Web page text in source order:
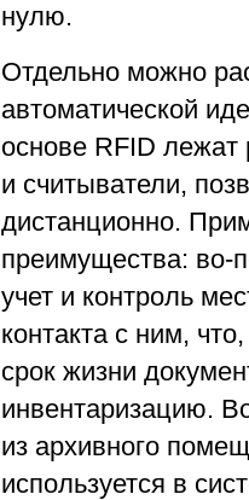
нулю.
Отдельно можно
автоматической
основе RFID лежат
и считыватели,
дистанционно.
преимущества: во-
учет и контроль
контакта с ним,
срок жизни
инвентаризацию.
из архивного
используется в